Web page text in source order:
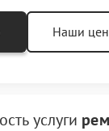
Наши
услуги